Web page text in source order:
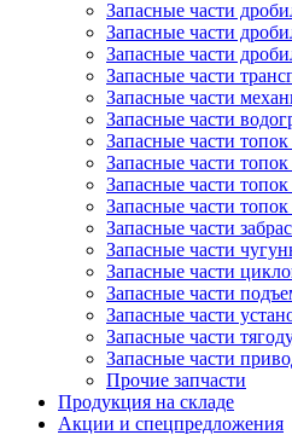
Запасные части
Запасные части
Запасные части
Запасные части
Запасные части
Запасные части
Запасные части
Запасные части
Запасные части
Запасные части
Запасные части
Запасные части
Запасные части
Запасные части
Запасные части
Запасные части
Запасные части
Прочие запчасти
Продукция на складе
Акции и спецпредложения